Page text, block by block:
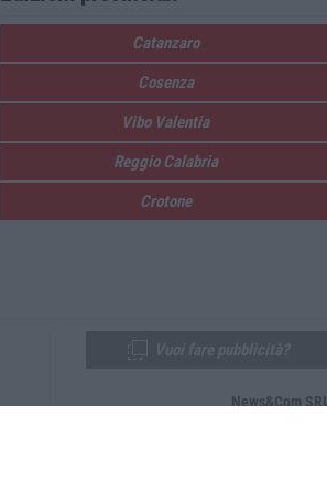
Catanzaro
Cosenza
Vibo Valentia
Reggio Calabria
Crotone
News&Com SRL